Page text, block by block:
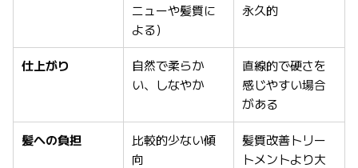
ニューや髪質に
よる）
永久的
仕上がり
自然で柔らか
い、しなやか
直線的で硬さを
感じやすい場合
がある
髪への負担
比較的少ない傾
向
髪質改善トリー
トメントより大